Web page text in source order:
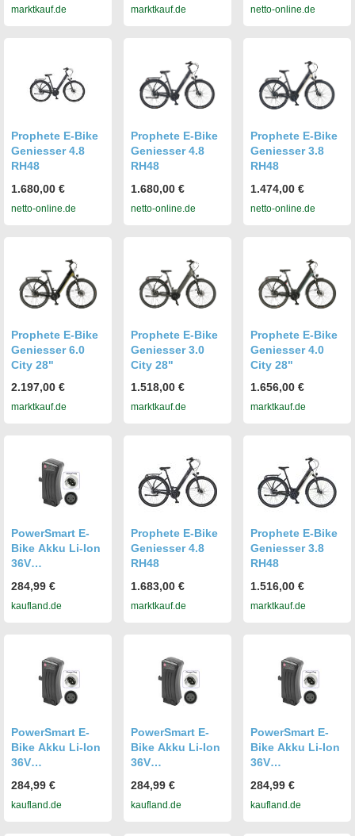
marktkauf.de marktkauf.de netto-online.de
Prophete E-Bike
Geniesser 4.8
RH48
1.680,00 €
netto-online.de
Prophete E-Bike
Geniesser 4.8
RH48
1.680,00 €
netto-online.de
Prophete E-Bike
Geniesser 3.8
RH48
1.474,00 €
netto-online.de
Prophete E-Bike
Geniesser 6.0
City 28"
2.197,00 €
marktkauf.de
Prophete E-Bike
Geniesser 3.0
City 28"
1.518,00 €
marktkauf.de
Prophete E-Bike
Geniesser 4.0
City 28"
1.656,00 €
marktkauf.de
PowerSmart E-
Bike Akku Li-Ion
36V
für Prophete
Geniesser e9.6,
Bike 28"B
284,99 €
kaufland.de
Prophete E-Bike
Geniesser 4.8
RH48
1.683,00 €
marktkauf.de
Prophete E-Bike
Geniesser 3.8
RH48
1.516,00 €
marktkauf.de
PowerSmart E-
Bike Akku Li-Ion
36V
für Prophete
Geniesser City E-
284,99 €
kaufland.de
PowerSmart E-
Bike Akku Li-Ion
36V
für Prophete
Geniesser City E-
284,99 €
kaufland.de
PowerSmart E-
Bike Akku Li-Ion
36V
für Prophete
Geniesser e5000
284,99 €
kaufland.de